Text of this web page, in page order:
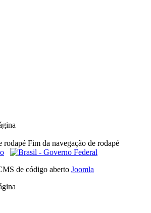
rodapé Fim da navegação de rodapé
de código aberto Joomla